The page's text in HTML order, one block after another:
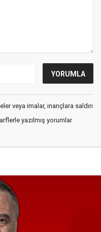
veya imalar, inançlara saldırı
yazılmış yorumlar